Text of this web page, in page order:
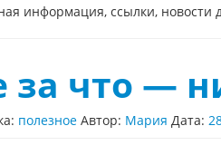
информация, ссылки, новости
за что —
полезное Автор: Мария Дата: